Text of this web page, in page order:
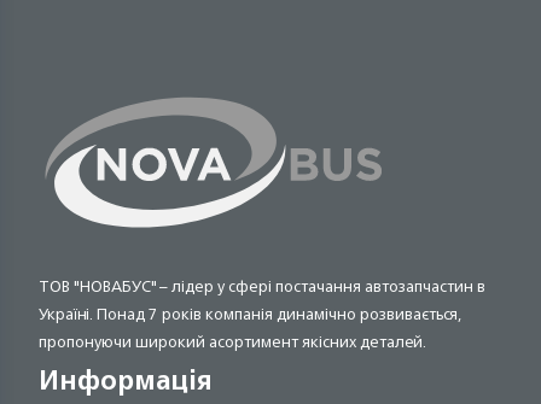
ТОВ "НОВАБУС" – лідер у сфері постачання автозапчастин в
Україні. Понад 7 років компанія динамічно розвивається,
пропонуючи широкий асортимент якісних деталей.
Информація